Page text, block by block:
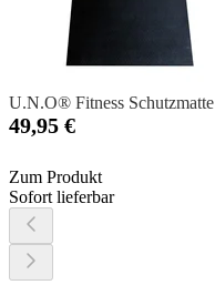
U.N.O® Fitness Schutzmatte
49,95 €
Zum Produkt
Sofort lieferbar